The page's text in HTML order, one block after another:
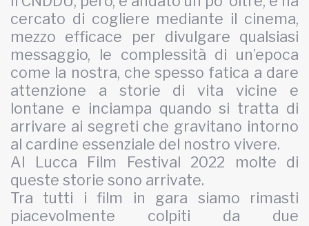
cercato di cogliere mediante il cinema,
mezzo efficace per divulgare qualsiasi
messaggio, le complessità di un’epoca
come la nostra, che spesso fatica a dare
attenzione a storie di vita vicine e
lontane e inciampa quando si tratta di
arrivare ai segreti che gravitano intorno
al cardine essenziale del nostro vivere.
Al Lucca Film Festival 2022 molte di
queste storie sono arrivate.
Tra tutti i film in gara siamo rimasti
piacevolmente colpiti da due